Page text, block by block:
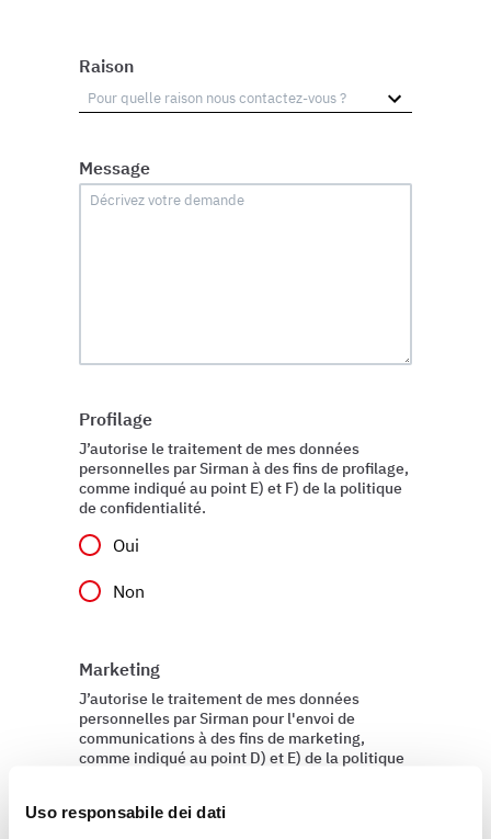
Uso responsabile dei dati
Raison
Message
Profilage
J’autorise le traitement de mes données
personnelles par Sirman à des fins de profilage,
comme indiqué au point E) et F) de la politique
de confidentialité.
Oui
Non
Marketing
J’autorise le traitement de mes données
personnelles par Sirman pour l'envoi de
communications à des fins de marketing,
comme indiqué au point D) et E) de la politique
Oui